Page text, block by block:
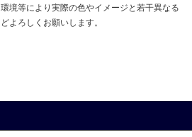
境等により実際の色やイメージと若干異なる
よろしくお願いします。